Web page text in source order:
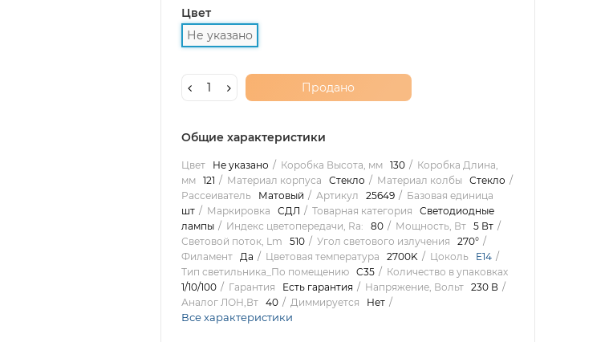
Цвет
Не указано
Продано
Общие характеристики
Цвет Не указано Коробка Высота, мм 130
Коробка Длина,
мм
121 Материал корпуса Стекло Материал колбы
Стекло
Рассеиватель
Матовый Артикул 25649
Базовая единица
шт
Маркировка СДЛ Товарная категория
Светодиодные
лампы
Индекс цветопередачи, Ra: 80 Мощность, Вт
5 Вт
Световой поток, Lm
510 Угол светового излучения
270°
Филамент
Да Цветовая температура 2700K Цоколь
E14
Тип светильника_По помещению
C35
Количество в упаковках
1/10/100
Гарантия Есть гарантия Напряжение, Вольт
230 В
Аналог ЛОН,Вт
40 Диммируется Нет
Все характеристики